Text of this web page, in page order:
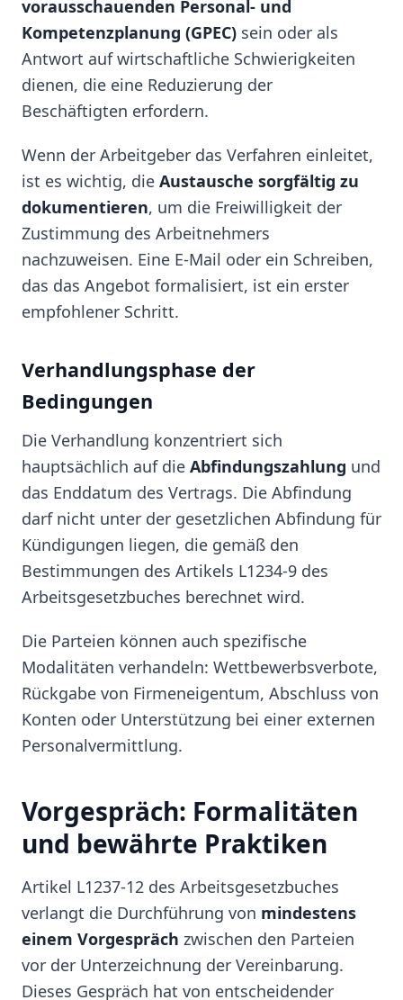
vorausschauenden Personal- und
Kompetenzplanung (GPEC) sein oder als
Antwort auf wirtschaftliche Schwierigkeiten
dienen, die eine Reduzierung der
Beschäftigten erfordern.
Wenn der Arbeitgeber das Verfahren einleitet,
ist es wichtig, die Austausche sorgfältig zu
dokumentieren, um die Freiwilligkeit der
Zustimmung des Arbeitnehmers
nachzuweisen. Eine E-Mail oder ein Schreiben,
das das Angebot formalisiert, ist ein erster
empfohlener Schritt.
Verhandlungsphase der
Bedingungen
Die Verhandlung konzentriert sich
hauptsächlich auf die Abfindungszahlung und
das Enddatum des Vertrags. Die Abfindung
darf nicht unter der gesetzlichen Abfindung für
Kündigungen liegen, die gemäß den
Bestimmungen des Artikels L1234-9 des
Arbeitsgesetzbuches berechnet wird.
Die Parteien können auch spezifische
Modalitäten verhandeln: Wettbewerbsverbote,
Rückgabe von Firmeneigentum, Abschluss von
Konten oder Unterstützung bei einer externen
Personalvermittlung.
Vorgespräch: Formalitäten
und bewährte Praktiken
Artikel L1237-12 des Arbeitsgesetzbuches
verlangt die Durchführung von mindestens
einem Vorgespräch zwischen den Parteien
vor der Unterzeichnung der Vereinbarung.
Dieses Gespräch hat von entscheidender